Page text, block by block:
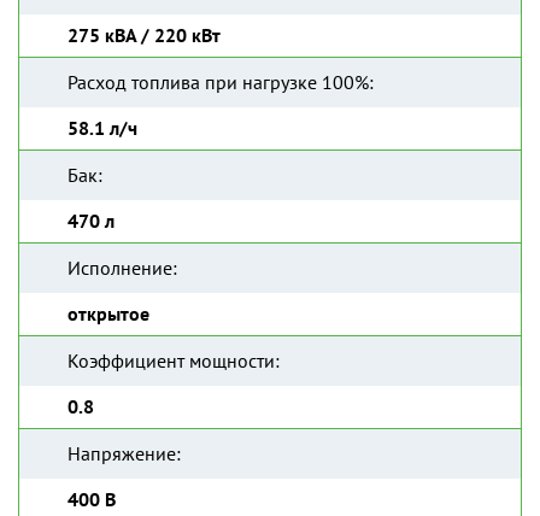
275 кВА / 220 кВт
Расход топлива при нагрузке 100%:
58.1 л/ч
Бак:
470 л
Исполнение:
открытое
Коэффициент мощности:
0.8
Напряжение:
400 В